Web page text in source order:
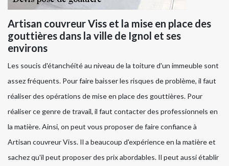
Artisan couvreur Viss et la mise en place des
gouttières dans la ville de Ignol et ses
environs
Les soucis d'étanchéité au niveau de la toiture d'un immeuble sont
assez fréquents. Pour faire baisser les risques de problème, il faut
réaliser des opérations de mise en place des gouttières. Pour
réaliser ce genre de travail, il faut contacter des professionnels en
la matière. Ainsi, on peut vous proposer de faire confiance à
Artisan couvreur Viss. Il a beaucoup d'expérience en la matière et
sachez qu'il peut proposer des prix abordables. Il peut aussi établir